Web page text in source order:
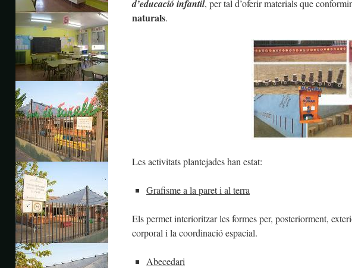
d’educació infantil, per tal d’oferir materials que
naturals.
Les activitats plantejades han estat:
Grafisme a la paret i al terra
Els permet interioritzar les formes per, posteriorment,
corporal i la coordinació espacial.
Abecedari